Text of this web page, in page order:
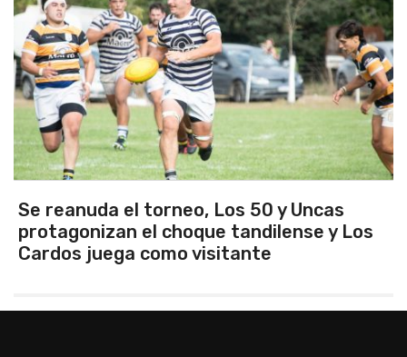
Se reanuda el torneo, Los 50 y Uncas
protagonizan el choque tandilense y Los
Cardos juega como visitante